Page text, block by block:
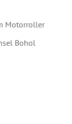
Motorroller
Bohol